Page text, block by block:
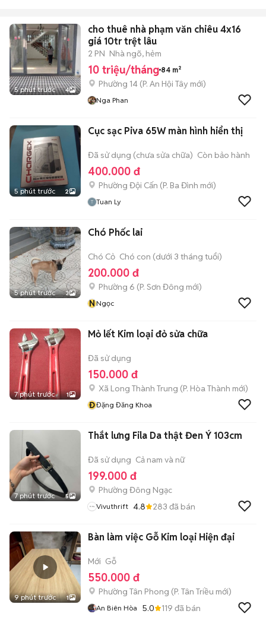
5 phút trước 4
cho thuê nhà phạm văn chiêu 4x16
giá 10tr trệt lâu
2 PN Nhà ngõ, hẻm
10 triệu/tháng 84 m²
Phường 14 (P. An Hội Tây mới)
Nga Phan
5 phút trước 2
Cục sạc Piva 65W màn hình hiển thị
Đã sử dụng (chưa sửa chữa) Còn bảo hành
400.000 đ
Phường Đội Cấn (P. Ba Đình mới)
Tuan Ly
5 phút trước 3
Chó Phốc lai
Chó Cỏ Chó con (dưới 3 tháng tuổi)
200.000 đ
Phường 6 (P. Sơn Đông mới)
NNgọc
7 phút trước 1
Mỏ lết Kim loại đỏ sửa chữa
Đã sử dụng
150.000 đ
Xã Long Thành Trung (P. Hòa Thành mới)
ĐĐặng Đăng Khoa
7 phút trước 5
Thắt lưng Fila Da thật Đen Ý 103cm
Đã sử dụng Cả nam và nữ
199.000 đ
Phường Đông Ngạc
Vivuthrift 4.8 283 đã bán
9 phút trước 1
Bàn làm việc Gỗ Kim loại Hiện đại
Mới Gỗ
550.000 đ
Phường Tân Phong (P. Tân Triều mới)
An Biên Hòa 5.0 119 đã bán